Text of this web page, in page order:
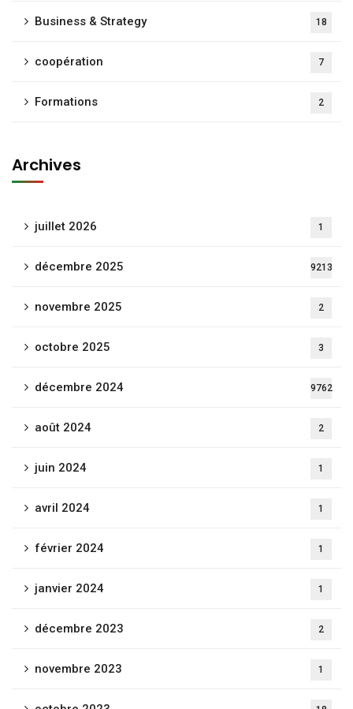
Business & Strategy 18
coopération 7
Formations 2
Archives
juillet 2026 1
décembre 2025 9213
novembre 2025 2
octobre 2025 3
décembre 2024 9762
août 2024 2
juin 2024 1
avril 2024 1
février 2024 1
janvier 2024 1
décembre 2023 2
novembre 2023 1